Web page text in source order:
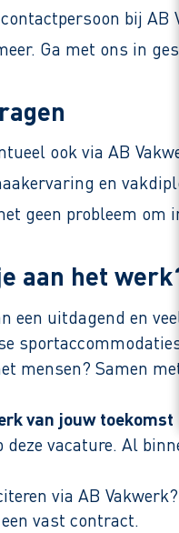
bij
Ga met ons in
ook via AB
en
geen probleem om
aan het
een uitdagend en
mensen? Samen
van jouw toekomst
deze vacature. Al
via AB Vakwerk?
vast contract.